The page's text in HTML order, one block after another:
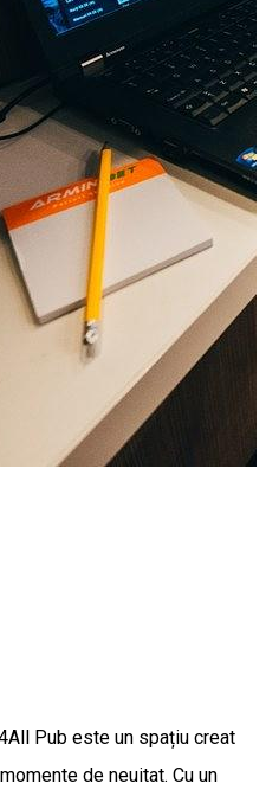
Pub este un spațiu creat
de neuitat. Cu un